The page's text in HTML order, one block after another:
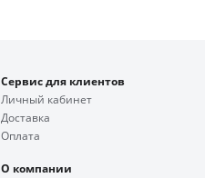
Сервис для клиентов
Личный кабинет
Доставка
Оплата
О компании